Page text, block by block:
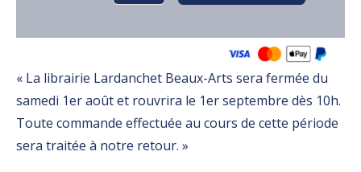
« La librairie Lardanchet Beaux-Arts sera fermée du
samedi 1er août et rouvrira le 1er septembre dès 10h.
Toute commande effectuée au cours de cette période
sera traitée à notre retour. »